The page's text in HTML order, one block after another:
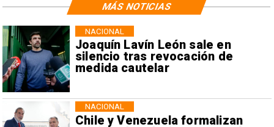
Joaquín Lavín León sale en
silencio tras revocación de
medida cautelar
NACIONAL
Chile y Venezuela formalizan
NACIONAL
MÁS NOTICIAS